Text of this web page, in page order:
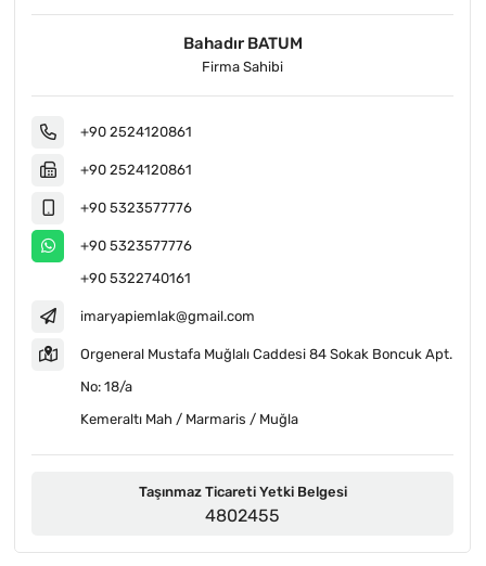
Bahadır BATUM
Firma Sahibi
+90 2524120861
+90 2524120861
+90 5323577776
+90 5323577776
+90 5322740161
imaryapiemlak@gmail.com
Orgeneral Mustafa Muğlalı Caddesi 84 Sokak Boncuk Apt.
No: 18/a
Kemeraltı Mah / Marmaris / Muğla
Taşınmaz Ticareti Yetki Belgesi
4802455